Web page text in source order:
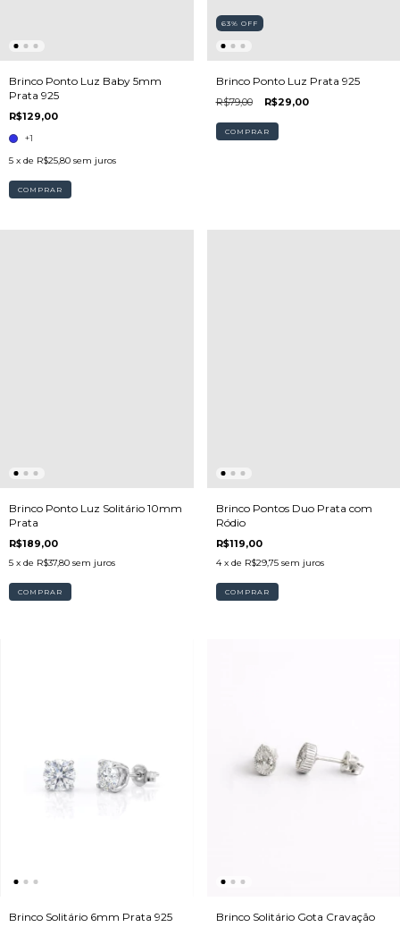
Brinco Ponto Luz Baby 5mm
Prata 925
R$129,00
+1
5 x de R$25,80 sem juros
COMPRAR
63% OFF
Brinco Ponto Luz Prata 925
R$79,00 R$29,00
COMPRAR
Brinco Ponto Luz Solitário 10mm
Prata
R$189,00
5 x de R$37,80 sem juros
Brinco Pontos Duo Prata com
Ródio
R$119,00
4 x de R$29,75 sem juros
Brinco Solitário 6mm Prata 925
Brinco Solitário Gota Cravação